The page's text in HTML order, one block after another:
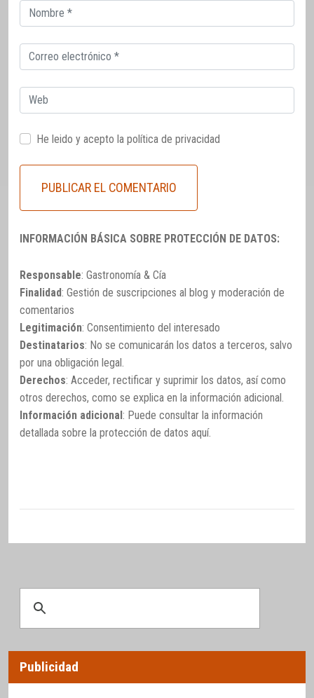
Correo
electrónico
Correo
electrónico
Web
He leido y acepto la política de privacidad
INFORMACIÓN BÁSICA SOBRE PROTECCIÓN DE DATOS:
Responsable: Gastronomía & Cía
Finalidad: Gestión de suscripciones al blog y moderación de
comentarios
Legitimación: Consentimiento del interesado
Destinatarios: No se comunicarán los datos a terceros, salvo
por una obligación legal.
Derechos: Acceder, rectificar y suprimir los datos, así como
otros derechos, como se explica en la información adicional.
Información adicional : Puede consultar la información
detallada sobre la protección de datos aquí.
Publicidad